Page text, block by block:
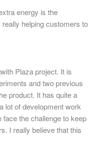
energy is the
helping customers to
Plaza project. It is
and two previous
product. It has quite a
lot of development work
the challenge to keep
I really believe that this